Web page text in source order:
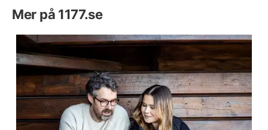
Mer på 1177.se